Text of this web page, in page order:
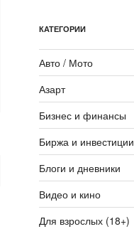
КАТЕГОРИИ
Авто / Мото
Азарт
Бизнес и финансы
Биржа и инвестиции
Блоги и дневники
Видео и кино
Для взрослых (18+)